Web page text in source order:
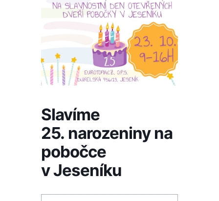
Slavíme
25. narozeniny na
pobočce
v Jeseníku